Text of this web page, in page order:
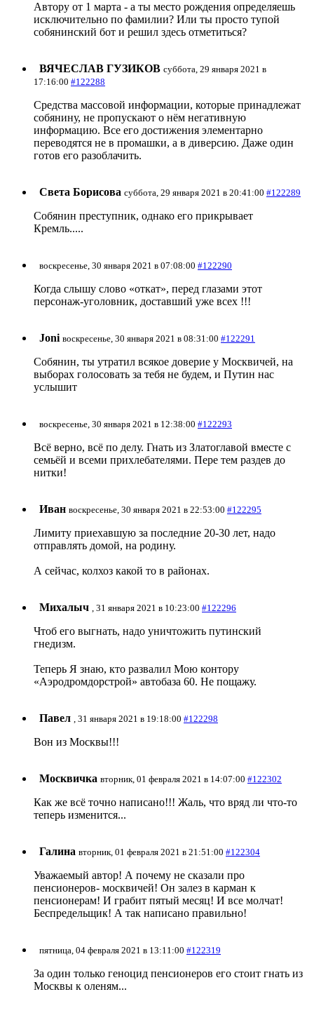
Автору от 1 марта - а ты место рождения определяешь
исключительно по фамилии? Или ты просто тупой
собянинский бот и решил здесь отметиться?
ВЯЧЕСЛАВ ГУЗИКОВ суббота, 29 января 2021 в
17:16:00 #122288
Средства массовой информации, которые принадлежат
собянину, не пропускают о нём негативную
информацию. Все его достижения элементарно
переводятся не в промашки, а в диверсию. Даже один
готов его разоблачить.
Света Борисова суббота, 29 января 2021 в 20:41:00 #122289
Собянин преступник, однако его прикрывает
Кремль.....
воскресенье, 30 января 2021 в 07:08:00 #122290
Когда слышу слово «откат», перед глазами этот
персонаж-уголовник, доставший уже всех !!!
Joni воскресенье, 30 января 2021 в 08:31:00 #122291
Собянин, ты утратил всякое доверие у Москвичей, на
выборах голосовать за тебя не будем, и Путин нас
услышит
воскресенье, 30 января 2021 в 12:38:00 #122293
Всё верно, всё по делу. Гнать из Златоглавой вместе с
семьёй и всеми прихлебателями. Пере тем раздев до
нитки!
Иван воскресенье, 30 января 2021 в 22:53:00 #122295
Лимиту приехавшую за последние 20-30 лет, надо
отправлять домой, на родину.
А сейчас, колхоз какой то в районах.
Михалыч , 31 января 2021 в 10:23:00 #122296
Чтоб его выгнать, надо уничтожить путинский
гнедизм.
Теперь Я знаю, кто развалил Мою контору
«Аэродромдорстрой» автобаза 60. Не пощажу.
Павел , 31 января 2021 в 19:18:00 #122298
Вон из Москвы!!!
Москвичка вторник, 01 февраля 2021 в 14:07:00 #122302
Как же всё точно написано!!! Жаль, что вряд ли что-то
теперь изменится...
Галина вторник, 01 февраля 2021 в 21:51:00 #122304
Уважаемый автор! А почему не сказали про
пенсионеров- москвичей! Он залез в карман к
пенсионерам! И грабит пятый месяц! И все молчат!
Беспредельщик! А так написано правильно!
пятница, 04 февраля 2021 в 13:11:00 #122319
За один только геноцид пенсионеров его стоит гнать из
Москвы к оленям...